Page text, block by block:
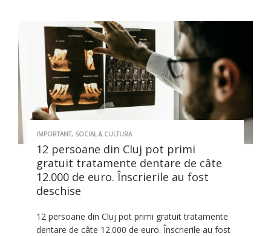
IMPORTANT, SOCIAL & CULTURA
12 persoane din Cluj pot primi
gratuit tratamente dentare de câte
12.000 de euro. Înscrierile au fost
deschise
12 persoane din Cluj pot primi gratuit tratamente
dentare de câte 12.000 de euro. Înscrierile au fost